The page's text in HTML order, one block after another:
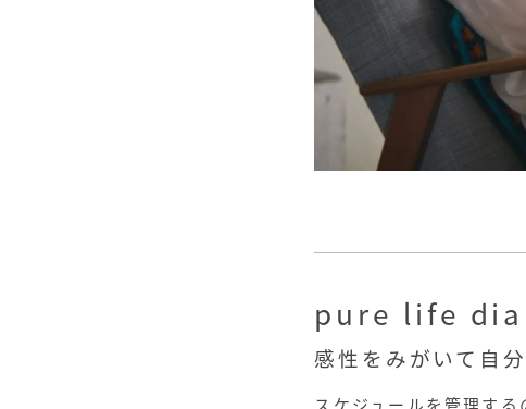
pure life
感性をみがいて自
スケジュールを管理す